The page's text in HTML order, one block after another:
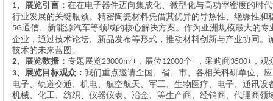
1、 展览引言： 在在电子器件迈向集成化、微型化与高功率密度的时
行业发展的关键瓶颈。精密陶瓷材料凭借其优异的导热性、绝缘性和
5G通信、新能源汽车等领域的核心解决方案。作为亚洲规模最大的专
企业，通过技术论坛、新品发布等形式，推动材料创新与产业协同。
技术的未来蓝图。
2、展览数据： 专题展览23000m²+，展位12000个+，采购商3500+，观
3、展览目标观众： 我们重点邀请全国、省、市、各相关科研单位、
电子、轨道交通、机电、航空航天、军工、生物医疗、电子、通讯设
机械、化工、纺织、仪器仪表、冶金、 等生产商、 经销商、代理商领